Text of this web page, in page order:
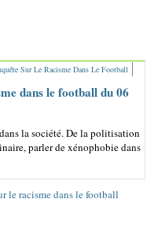
Sur Le Racisme Dans Le Football
dans le football du 06
la société. De la politisation
parler de xénophobie dans
le racisme dans le football